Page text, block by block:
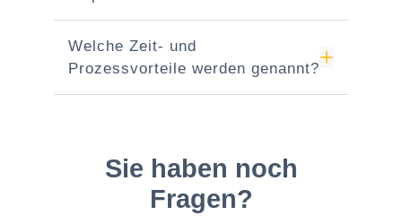
Welche Zeit- und
Prozessvorteile werden genannt?
Sie haben noch
Fragen?